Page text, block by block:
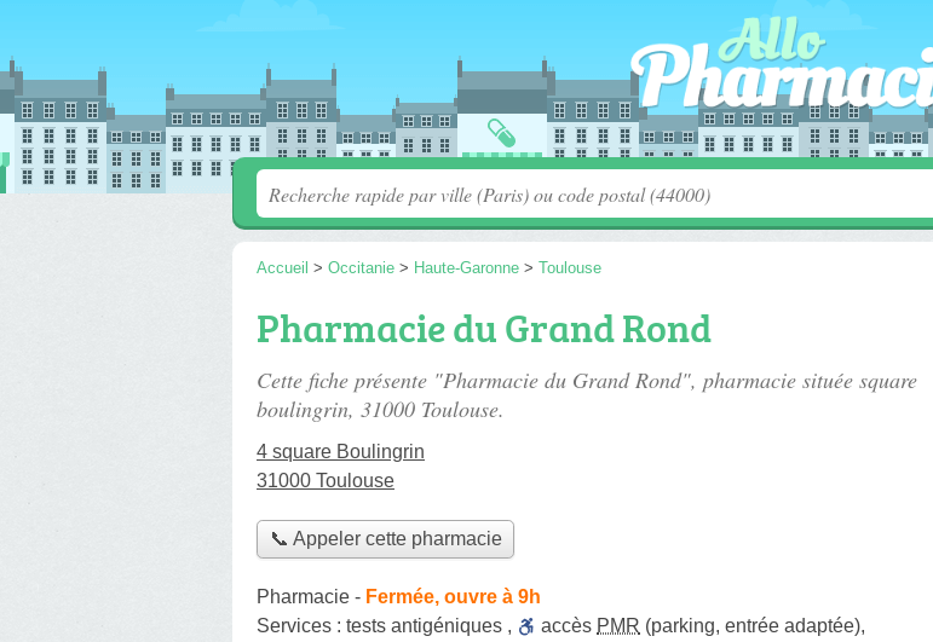
Accueil > Occitanie > Haute-Garonne > Toulouse
Pharmacie du Grand Rond
Cette fiche présente "Pharmacie du Grand Rond", pharmacie située square
boulingrin, 31000 Toulouse.
4 square Boulingrin
31000 Toulouse
📞 Appeler cette pharmacie
Pharmacie - Fermée, ouvre à 9h
Services : tests antigéniques , accès PMR (parking, entrée adaptée),